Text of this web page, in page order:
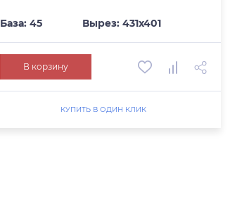
База: 45 Вырез: 431х401
В корзину
КУПИТЬ В ОДИН КЛИК